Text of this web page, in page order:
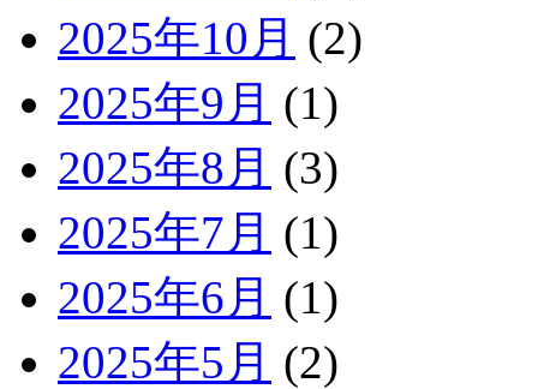
2025年10月 (2)
2025年9月 (1)
2025年8月 (3)
2025年7月 (1)
2025年6月 (1)
2025年5月 (2)